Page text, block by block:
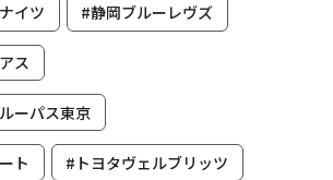
イツ #静岡ブルーレヴズ
ス
ーパス東京
ト #トヨタヴェルブリッツ